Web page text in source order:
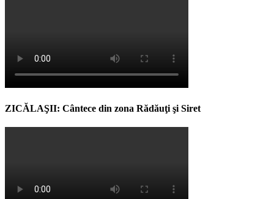
ZICĂLAŞII: Cântece din zona Rădăuţi şi Siret